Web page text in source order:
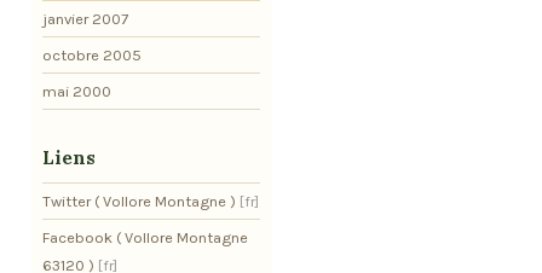
janvier 2007
octobre 2005
mai 2000
Liens
Twitter ( Vollore Montagne )
Facebook ( Vollore Montagne
63120 )